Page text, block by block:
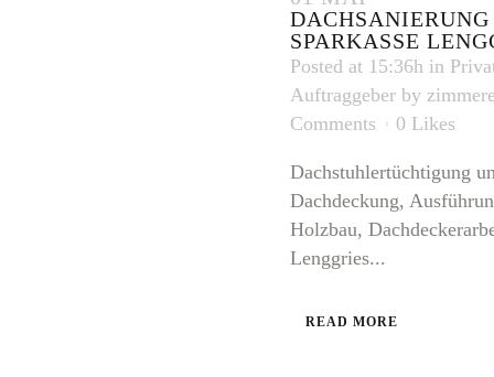
DACHSANIERUNG
SPARKASSE
Posted at 15:36h in
Auftraggeber by
Comments
0 Likes
Dachstuhlertüchtigung
Dachdeckung,
Holzbau,
Lenggries...
READ MORE